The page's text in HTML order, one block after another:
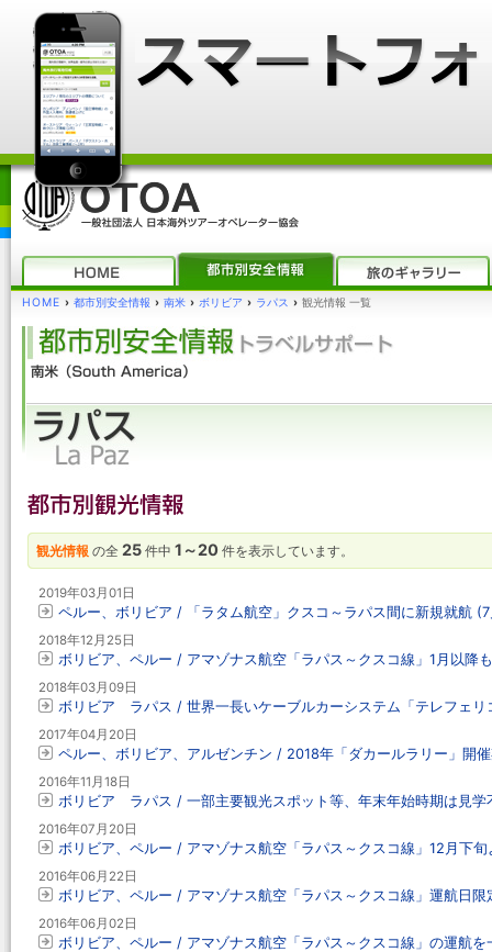
HOME › 都市別安全情報 › 南米 › ボリビア › ラパス › 観光情報 一覧
観光情報 の全 25 件中 1～20 件を表示しています。
2019年03月01日
ペルー、ボリビア / 「ラタム航空」クスコ～ラパス間に新規就航
2018年12月25日
ボリビア、ペルー / アマゾナス航空「ラパス～クスコ線」1月以降
2018年03月09日
ボリビア ラパス / 世界一長いケーブルカーシステム「テレフェリ
2017年04月20日
ペルー、ボリビア、アルゼンチン / 2018年「ダカールラリー」開
2016年11月18日
ボリビア ラパス / 一部主要観光スポット等、年末年始時期は見学
2016年07月20日
ボリビア、ペルー / アマゾナス航空「ラパス～クスコ線」12月下
2016年06月22日
ボリビア、ペルー / アマゾナス航空「ラパス～クスコ線」運航日限
2016年06月02日
ボリビア、ペルー / アマゾナス航空「ラパス～クスコ線」の運航を